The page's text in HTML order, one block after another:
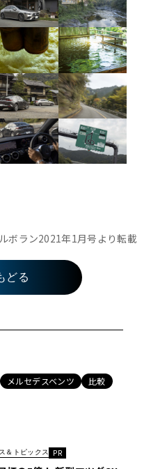
ラン2021年1月号より転載
どる
メルセデスベンツ 比較
＆トピックス PR